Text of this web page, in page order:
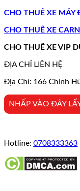
CHO THUÊ XE MÁY
CHO THUÊ XE
CHO THUÊ XE VIP
ĐỊA CHỈ LIÊN HỆ
Địa Chỉ: 166 Chính
NHẤP VÀO ĐÂY
Hotline: 0708333363